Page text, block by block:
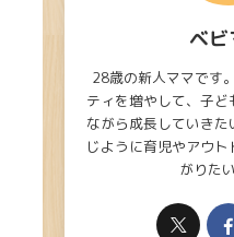
ベビ
28歳の新人ママです
ティを増やして、子
ながら成長していき
じように育児やアウ
がりた